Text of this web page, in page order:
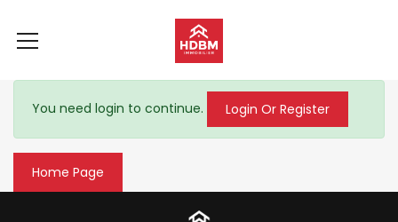
You need login to continue. Login Or Register
Home Page